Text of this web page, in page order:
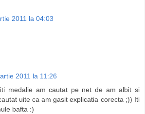
2011 la 04:03
2011 la 11:26
medalie am cautat pe net de am albit si
uite ca am gasit explicatia corecta ;)) Iti
bafta :)